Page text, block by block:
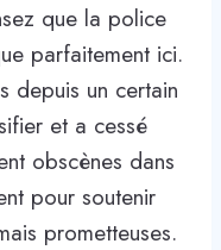
que la police
parfaitement ici.
depuis un certain
et a cessé
obscènes dans
pour soutenir
prometteuses.